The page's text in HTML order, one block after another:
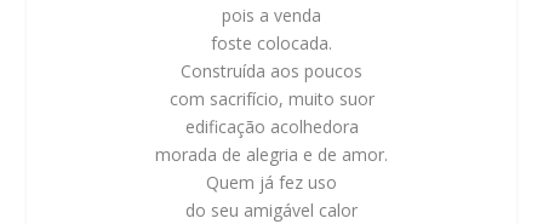
pois a venda
foste colocada.
Construída aos poucos
com sacrifício, muito suor
edificação acolhedora
morada de alegria e de amor.
Quem já fez uso
do seu amigável calor